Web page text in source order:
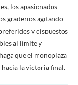
los apasionados
graderíos agitando
y dispuestos
al límite y
que el monoplaza
hacia la victoria final.